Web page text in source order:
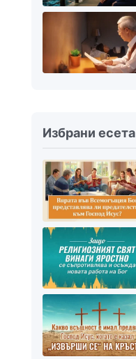
Избрани есета